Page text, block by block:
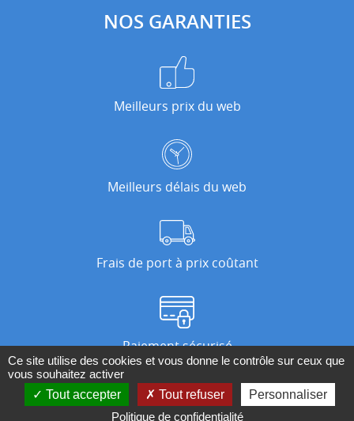
NOS GARANTIES
Meilleurs prix du web
Meilleurs délais du web
Frais de port à prix coûtant
Paiement sécurisé
Nos magasins
Ce site utilise des cookies et vous donne le contrôle sur ceux que
vous souhaitez activer
Tout accepter
Tout refuser
Personnaliser
Politique de confidentialité